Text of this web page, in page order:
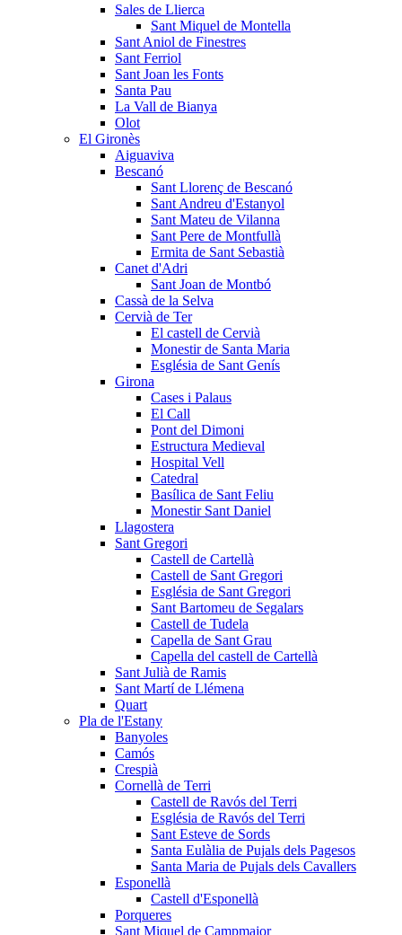
Sales de Llierca
Sant Miquel de Montella
Sant Aniol de Finestres
Sant Ferriol
Sant Joan les Fonts
Santa Pau
La Vall de Bianya
Olot
El Gironès
Aiguaviva
Bescanó
Sant Llorenç de Bescanó
Sant Andreu d'Estanyol
Sant Mateu de Vilanna
Sant Pere de Montfullà
Ermita de Sant Sebastià
Canet d'Adri
Sant Joan de Montbó
Cassà de la Selva
Cervià de Ter
El castell de Cervià
Monestir de Santa Maria
Església de Sant Genís
Girona
Cases i Palaus
El Call
Pont del Dimoni
Estructura Medieval
Hospital Vell
Catedral
Basílica de Sant Feliu
Monestir Sant Daniel
Llagostera
Sant Gregori
Castell de Cartellà
Castell de Sant Gregori
Església de Sant Gregori
Sant Bartomeu de Segalars
Castell de Tudela
Capella de Sant Grau
Capella del castell de Cartellà
Sant Julià de Ramis
Sant Martí de Llémena
Quart
Pla de l'Estany
Banyoles
Camós
Crespià
Cornellà de Terri
Castell de Ravós del Terri
Església de Ravós del Terri
Sant Esteve de Sords
Santa Eulàlia de Pujals dels Pagesos
Santa Maria de Pujals dels Cavallers
Esponellà
Castell d'Esponellà
Porqueres
Sant Miquel de Campmajor